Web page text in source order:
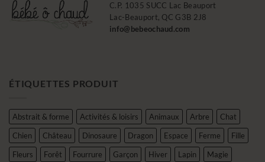
C.P. 1035 SUCC Lac Beauport
Lac-Beauport, QC G3B 2J8
info@bebeochaud.com
ÉTIQUETTES PRODUIT
Abstrait & forme Activités & loisirs Animaux Arbre
Chat
Chien
Château Dinosaure Dragon Espace Ferme
Fille
Fleurs
Forêt Fourrure Garçon Hiver Lapin
Magie